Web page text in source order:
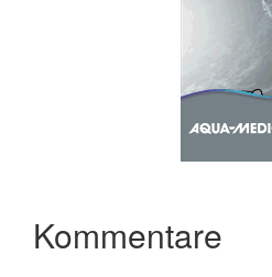
Kommentare